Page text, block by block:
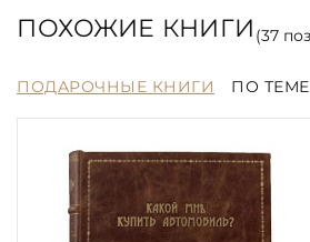
ПОХОЖИЕ КНИГИ (37
ПОДАРОЧНЫЕ КНИГИ ПО ТЕМЕ